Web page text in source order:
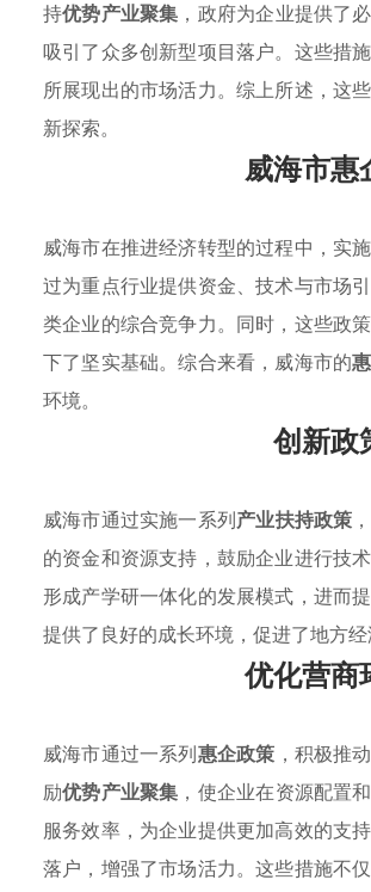
持优势产业聚集 ，政府为企业提供了
吸引了众多创新型项目落户。这些措
所展现出的市场活力。综上所述，这
新探索。
威海市惠
威海市在推进经济转型的过程中，实
过为重点行业提供资金、技术与市场
类企业的综合竞争力。同时，这些政
下了坚实基础。综合来看，威海市的
环境。
创新政
威海市通过实施一系列产业扶持政策
的资金和资源支持，鼓励企业进行技
形成产学研一体化的发展模式，进而
提供了良好的成长环境，促进了地方
优化营商
威海市通过一系列惠企政策 ，积极推动
励优势产业聚集 ，使企业在资源配置
服务效率，为企业提供更加高效的支
落户，增强了市场活力。这些措施不